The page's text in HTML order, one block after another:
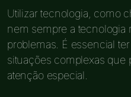
Utilizar tecnologia, como
nem sempre a tecnologia
problemas. É essencial
situações complexas que
atenção especial.